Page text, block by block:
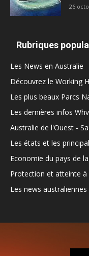
26
Rubriques
Les News en Australie
Découvrez le Working
Les plus beaux Parcs
Les dernières infos Whv
Australie de l'Ouest -
Les états et les
Economie du pays de
Protection et atteinte
Les news australiennes